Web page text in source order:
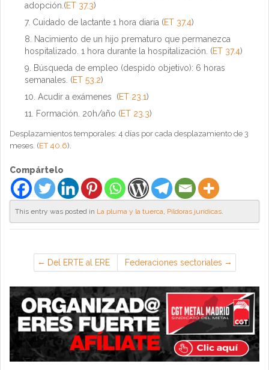
adopción.(ET 37.3)
Cuidado de lactante 1 hora diaria (ET 37.4)
Nacimiento de un hijo prematuro que permanezca
hospitalizado. 1 hora durante la hospitalización. (ET 37.4)
Búsqueda de empleo (despido objetivo): 6 horas
semanales. (ET 53.2)
Acudir a exámenes (ET 23.1)
Formación. 20h/año (ET 23.3)
Desplazamientos temporales: 4 días por cada desplazamiento de 3
meses. (ET 40.6).
Compártelo
This entry was posted in La pluma y la tuerca, Píldoras jurídicas.
Del ERTE al ERE Federaciones sectoriales